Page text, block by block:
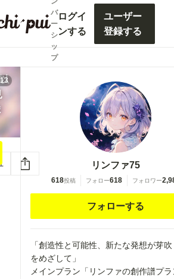
バ
ー
シ
ッ
プ
ログイ
ンする
ユーザー
登録する
13
リンファ75
618投稿 フォロー618 フォロワー
フォローする
「創造性と可能性、新たな発想が芽
をめざして」
メインプラン「リンファの創作譜プ